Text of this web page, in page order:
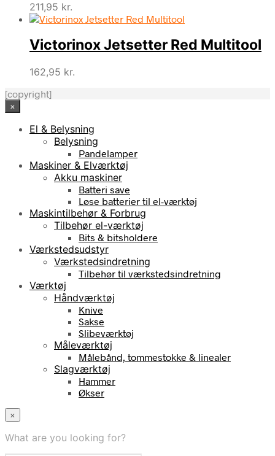
211,95 kr.
Victorinox Jetsetter Red Multitool
162,95 kr.
[copyright]
×
El & Belysning
Belysning
Pandelamper
Maskiner & Elværktøj
Akku maskiner
Batteri save
Løse batterier til el-værktøj
Maskintilbehør & Forbrug
Tilbehør el-værktøj
Bits & bitsholdere
Værkstedsudstyr
Værkstedsindretning
Tilbehør til værkstedsindretning
Værktøj
Håndværktøj
Knive
Sakse
Slibeværktøj
Måleværktøj
Målebånd, tommestokke & linealer
Slagværktøj
Hammer
Økser
×
What are you looking for?